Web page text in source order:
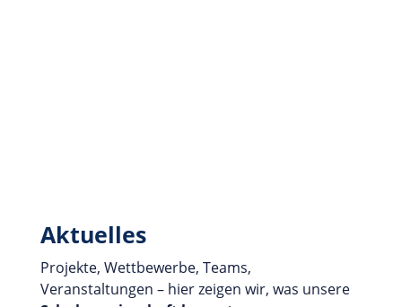
Aktuelles
Projekte, Wettbewerbe, Teams,
Veranstaltungen – hier zeigen wir, was unsere